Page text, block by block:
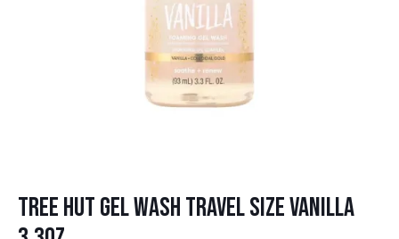
TREE HUT GEL WASH TRAVEL SIZE VANILLA